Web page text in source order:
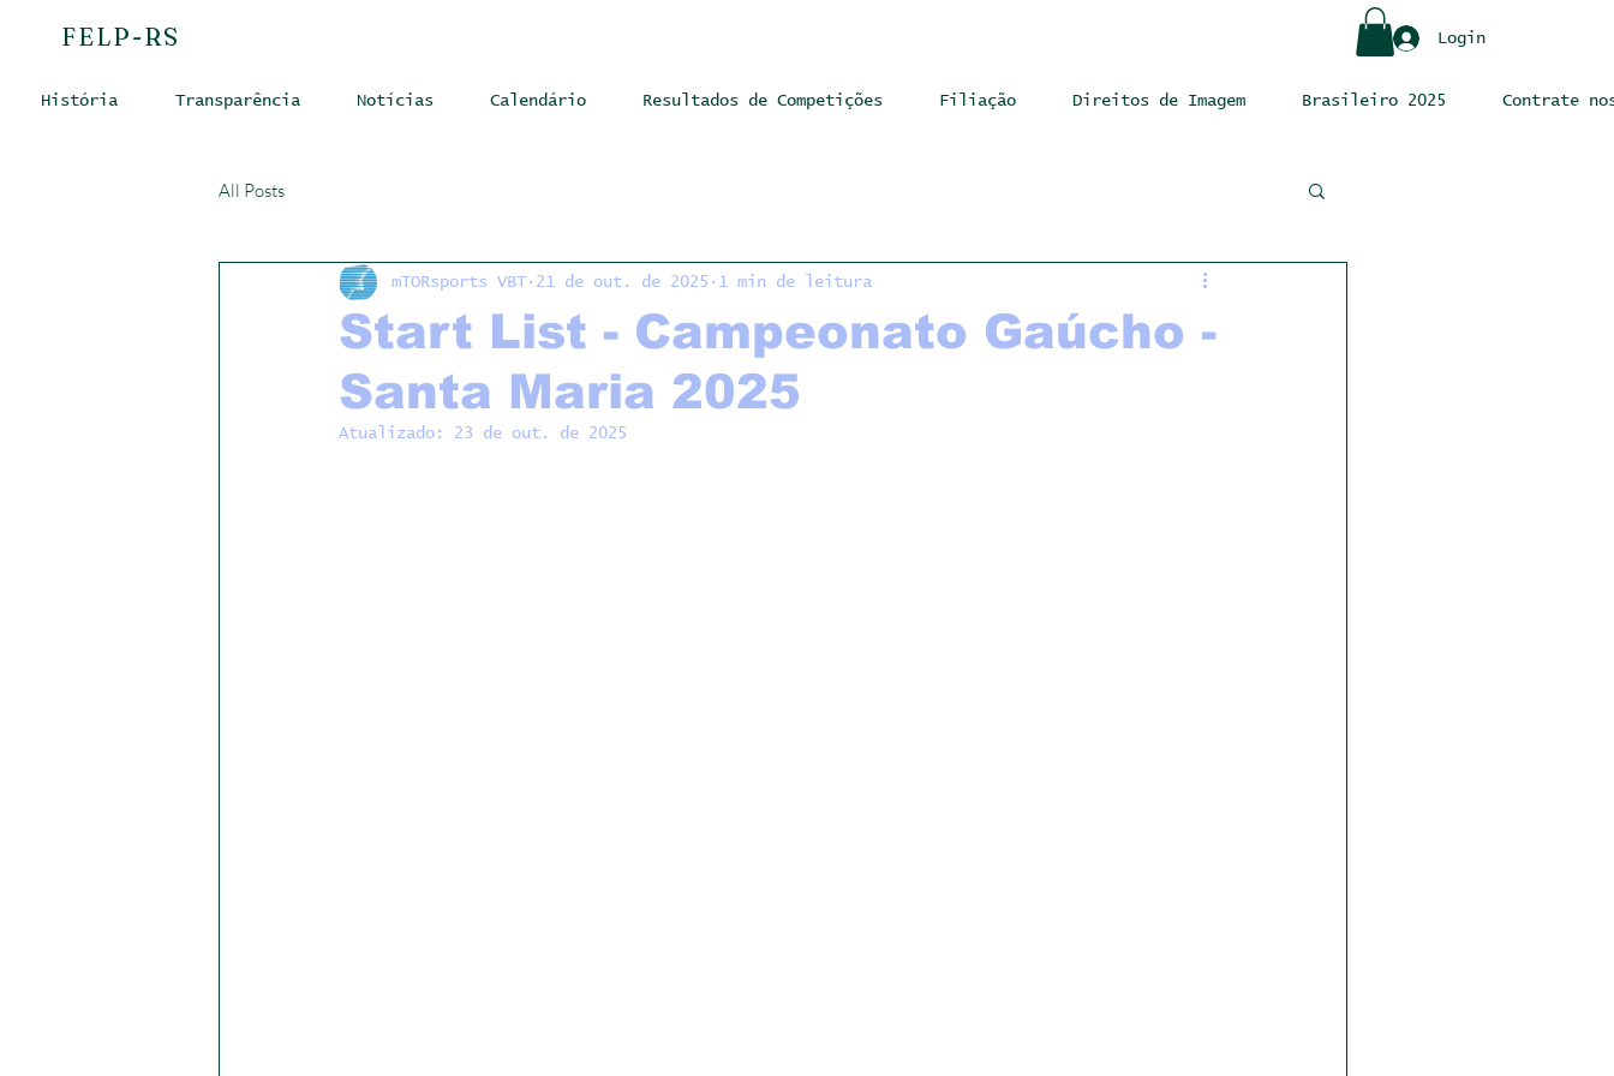
FELP-RS Login
História Transparência Notícias Calendário Resultados de Competições Filiação Direitos de Imagem Brasileiro 2025 Contrate
All Posts
Start List - Campeonato Gaúcho -
Santa Maria 2025
mTORsports VBT 21 de out. de 2025 1 min de leitura
Atualizado: 23 de out. de 2025